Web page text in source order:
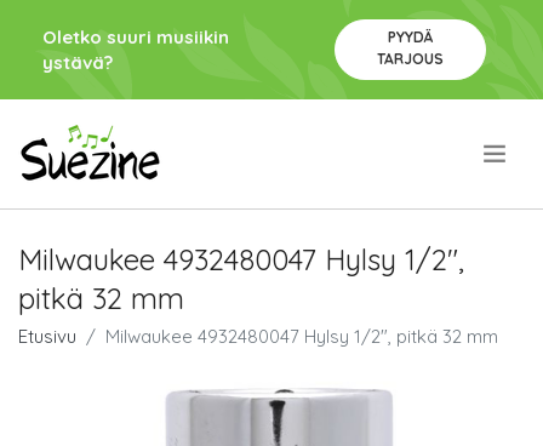
Oletko suuri musiikin
ystävä?
PYYDÄ
TARJOUS
Milwaukee 4932480047 Hylsy 1/2",
pitkä 32 mm
Etusivu Milwaukee 4932480047 Hylsy 1/2", pitkä 32 mm